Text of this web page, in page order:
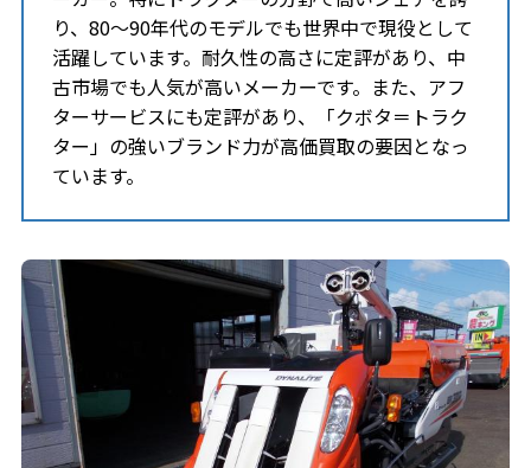
り、80〜90年代のモデルでも世界中で現役として
活躍しています。 耐久性の高さに定評があり、中
古市場でも人気が高いメーカーです。また、アフ
ターサービスにも定評があり、「クボタ＝トラク
ター」の強いブランド力が高価買取の要因となっ
ています。